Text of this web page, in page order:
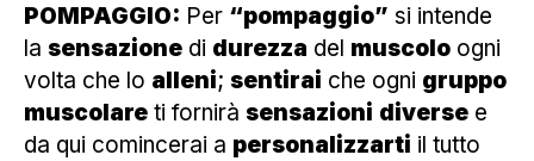
POMPAGGIO: Per “pompaggio” si intende
la sensazione di durezza del muscolo ogni
volta che lo alleni; sentirai che ogni gruppo
muscolare ti fornirà sensazioni diverse e
da qui comincerai a personalizzarti il tutto